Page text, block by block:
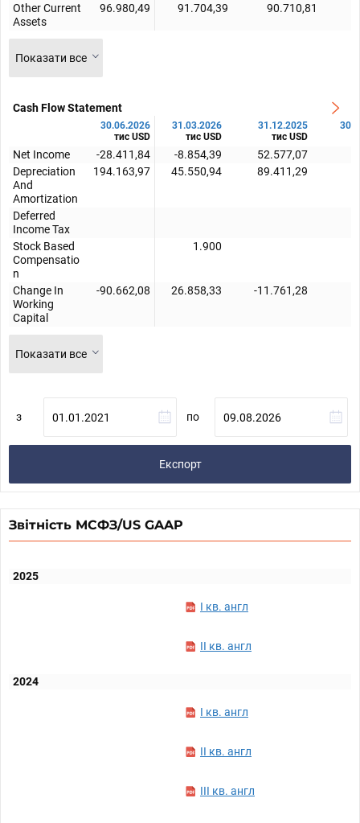
Other Current
Assets
96.980,49 91.704,39 90.710,81
Показати все
Cash Flow Statement
30.06.2026
тис USD
31.03.2026
тис USD
31.12.2025
тис USD
Net Income -28.411,84 -8.854,39 52.577,07
Depreciation
And
Amortization
194.163,97 45.550,94 89.411,29
Deferred
Income Tax
Stock Based
Compensatio
n
1.900
Change In
Working
Capital
-90.662,08 26.858,33 -11.761,28
Показати все
з по
Експорт
Звітність МСФЗ/US GAAP
2025
I кв. англ
II кв. англ
2024
I кв. англ
II кв. англ
III кв. англ